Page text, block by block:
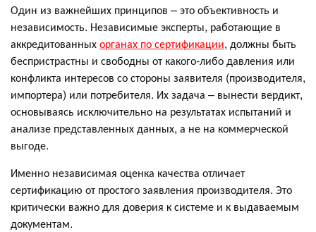
Один из важнейших принципов – это объективность и
независимость. Независимые эксперты, работающие в
аккредитованныхорганах по сертификации, должны быть
беспристрастны и свободны от какого-либо давления или
конфликта интересов со стороны заявителя (производителя,
импортера) или потребителя. Их задача – вынести вердикт,
основываясь исключительно на результатах испытаний и
анализе представленных данных, а не на коммерческой
выгоде.
Именно независимая оценка качества отличает
сертификацию от простого заявления производителя. Это
критически важно для доверия к системе и к выдаваемым
документам.